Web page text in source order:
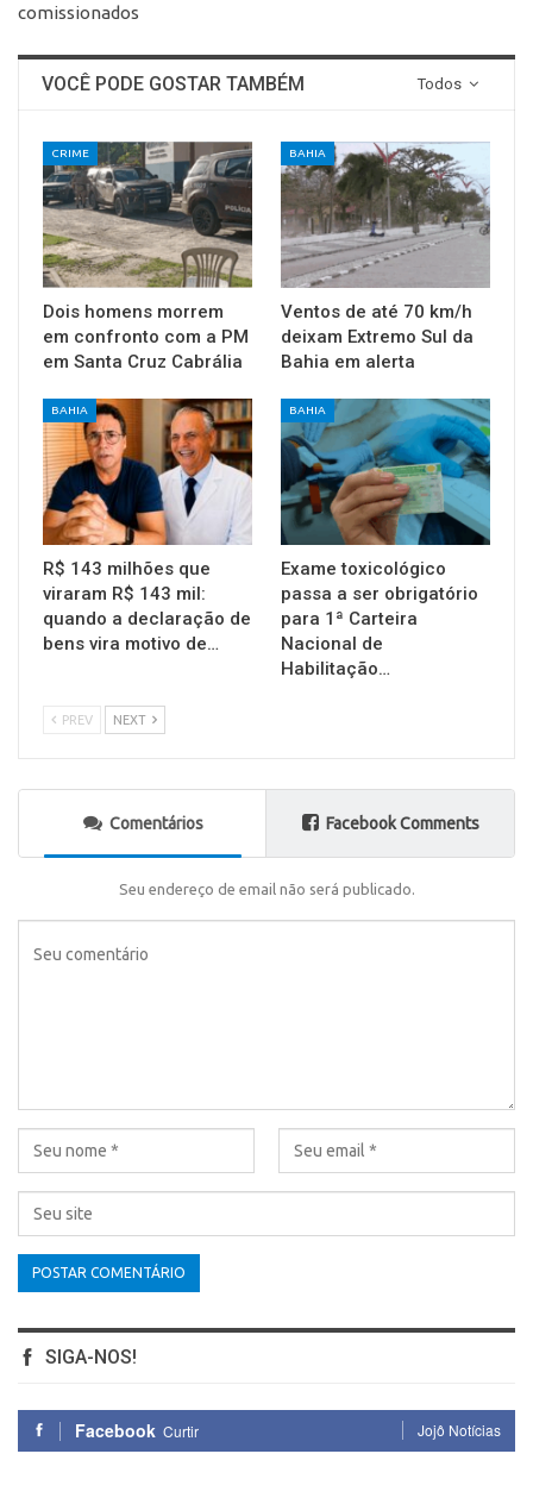
comissionados
Todos
VOCÊ PODE GOSTAR TAMBÉM
CRIME
Dois homens morrem
em confronto com a PM
em Santa Cruz Cabrália
BAHIA
Ventos de até 70 km/h
deixam Extremo Sul da
Bahia em alerta
BAHIA
R$ 143 milhões que
viraram R$ 143 mil:
quando a declaração de
bens vira motivo de…
BAHIA
Exame toxicológico
passa a ser obrigatório
para 1ª Carteira
Nacional de
Habilitação…
PREV NEXT
Comentários Facebook Comments
Seu endereço de email não será publicado.
SIGA-NOS!
Facebook Curtir Jojô Notícias